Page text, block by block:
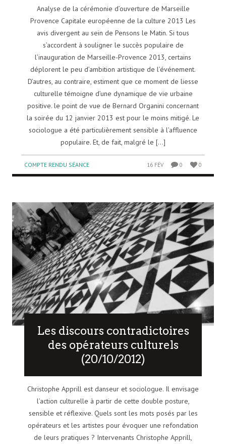
Analyse de la cérémonie d’ouverture de Marseille
Provence Capitale européenne de la culture 2013 Les
avis divergent au sein de Pensons le Matin. Si tous
s’accordent à souligner le succès populaire de
l’inauguration de Marseille-Provence 2013, certains
déplorent le peu d’ambition artistique de l’événement.
D’autres, au contraire, estiment que ce moment de liesse
culturelle témoigne d’une dynamique de vie urbaine
positive. le point de vue de Bernard Organini concernant
la soirée du 12 janvier 2013 est pour le moins mitigé. Le
sociologue a été particulièrement sensible à l’affluence
populaire. Et, de fait, malgré le [...]
COMPTE RENDU SÉANCE 16 FÉV 0 0
Les discours contradictoires
des opérateurs culturels
(20/10/2012)
Christophe Apprill est danseur et sociologue. Il envisage
l’action culturelle à partir de cette double posture,
sensible et réflexive. Quels sont les mots posés par les
opérateurs et les artistes pour évoquer une refondation
de leurs pratiques ? Intervenants Christophe Apprill,